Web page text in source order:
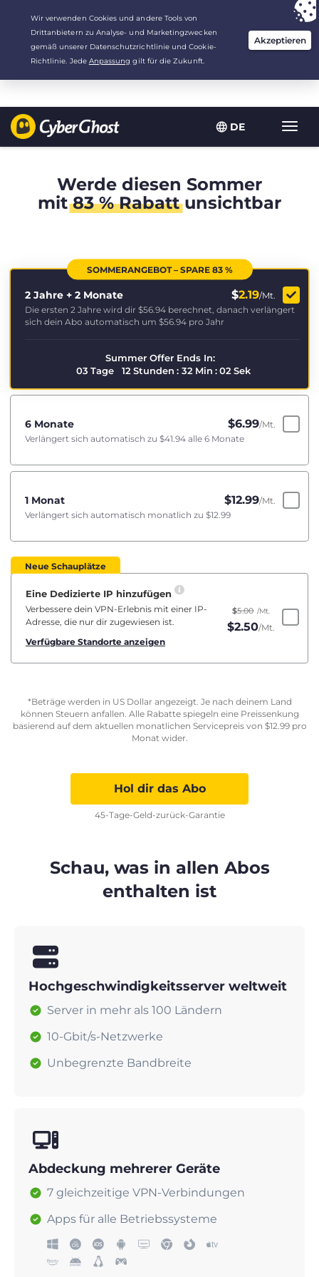
DE
Deine Wahl:Der beste Deal für 2.1666666666667 Jahre zu $
/Monat
Werde diesen Sommer
mit83 % Rabattunsichtbar
SOMMERANGEBOT – SPARE 83 %
2 Jahre + 2 Monate $2.19/Mt.
Die ersten 2 Jahre wird dir $56.94 berechnet, danach verlängert
sich dein Abo automatisch um $56.94 pro Jahr
Summer Offer Ends In:
03 Tage 12 Stunden : 32 Min : 01 Sek
6 Monate $6.99/Mt.
Verlängert sich automatisch zu $41.94 alle 6 Monate
1 Monat $12.99/Mt.
Verlängert sich automatisch monatlich zu $12.99
Neue Schauplätze
Eine Dedizierte IP hinzufügen
Verbessere dein VPN-Erlebnis mit einer IP-
Adresse, die nur dir zugewiesen ist.
Verfügbare Standorte anzeigen
$5.00 /Mt.
$2.50/Mt.
*Beträge werden in US Dollar angezeigt. Je nach deinem Land
können Steuern anfallen. Alle Rabatte spiegeln eine Preissenkung
basierend auf dem aktuellen monatlichen Servicepreis von $12.99pro
Monat wider.
Hol dir das Abo
45-Tage-Geld-zurück-Garantie
Schau, was in allen Abos
enthalten ist
Hochgeschwindigkeitsserver weltweit
Server in mehr als 100 Ländern
10-Gbit/s-Netzwerke
Unbegrenzte Bandbreite
Abdeckung mehrerer Geräte
7 gleichzeitige VPN-Verbindungen
Apps für alle Betriebssysteme